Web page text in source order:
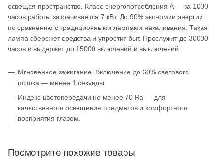
освещая пространство. Класс энергопотребления A — за 1000
часов работы затрачивается 7 кВт. До 90% экономии энергии
по сравнению с традиционными лампами накаливания. Такая
лампа сбережет средства и упростит быт. Прослужит до 30000
часов и выдержит до 15000 включений и выключений.
Мгновенное зажигание. Включение до 60% светового
потока — менее 1 секунды.
Индекс цветопередачи не менее 70 Ra — для
качественного освещения предметов и комфортного
восприятия глазом.
Посмотрите похожие товары